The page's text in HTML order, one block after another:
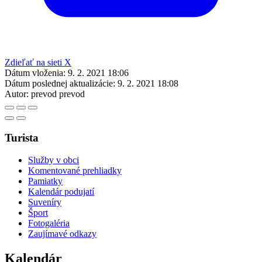
Zdieľať na sieti X
Dátum vloženia: 9. 2. 2021 18:06
Dátum poslednej aktualizácie: 9. 2. 2021 18:08
Autor: prevod prevod
Turista
Služby v obci
Komentované prehliadky
Pamiatky
Kalendár podujatí
Suveníry
Šport
Fotogaléria
Zaujímavé odkazy
Kalendár